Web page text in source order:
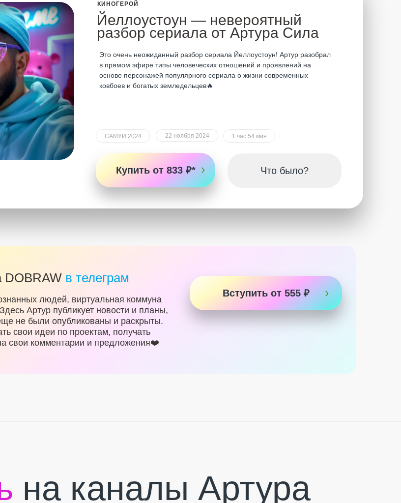
Йеллоустоун — невероятный
разбор сериала от Артура Сила
КИНОГЕРОЙ
Это очень неожиданный разбор сериала Йеллоустоун! Артур разобрал
в прямом эфире типы человеческих отношений и проявлений на
основе персонажей популярного сериала о жизни современных
ковбоев и богатых земледельцев🔥
Купить от 833 ₽* Что было?
САМУИ 2024 22 ноября 2024 1 час 54 мин
Вступить от 555 ₽
DOBRAW в телеграм
людей, виртуальная коммуна
Артур публикует новости и планы,
не были опубликованы и раскрыты.
свои идеи по проектам, получать
свои комментарии и предложения❤️
на каналы Артура